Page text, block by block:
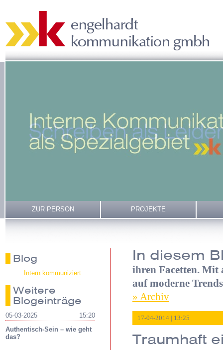
ZUR PERSON PROJEKTE
Blog
Intern kommuniziert
Weitere
Blogeinträge
05-03-2025
15:20
Authentisch-Sein – wie geht
das?
In diesem
ihren Facetten. Mit
auf moderne
» Archiv
17-04-2014 | 13:25
Traumhaft